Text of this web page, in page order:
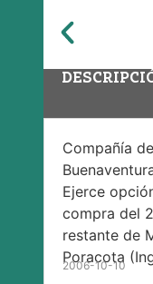
Compañía
Ejerce
compra del
restante de
Poracota
2006-10-10